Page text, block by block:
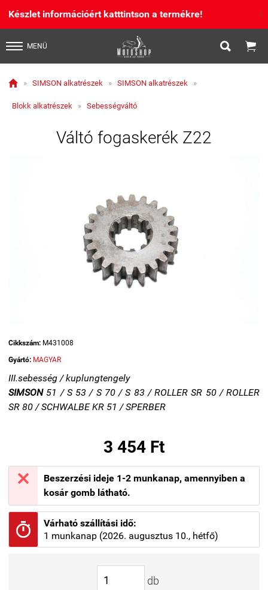
Készlet információért katttintson a termékre! X
MENÜ  
 » SIMSON alkatrészek » SIMSON alkatrészek »
Blokk alkatrészek » Sebességváltó
Váltó fogaskerék Z22
Cikkszám: M431008
Gyártó: MAGYAR
III.sebesség /kuplungtengely
SIMSON51 / S 53 / S 70 / S 83 / ROLLER SR 50 / ROLLER
SR 80 / SCHWALBE KR 51 / SPERBER
3 454 Ft

Beszerzési ideje 1-2 munkanap, amennyiben a
kosár gomb látható.

Várható szállítási idő:
1 munkanap (2026. augusztus 10., hétfő)
db